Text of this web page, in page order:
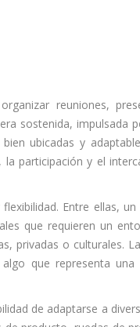
reuniones,
sostenida, impulsada
ubicadas y
participación y el
Entre ellas, un
que requieren un
privadas o culturales.
que representa una
de adaptarse a